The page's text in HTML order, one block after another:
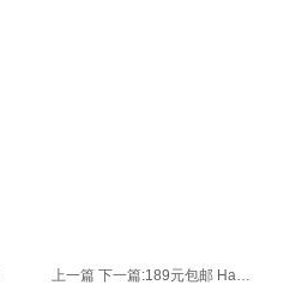
上一篇 下一篇: 189元包邮 Happydino 小龙哈彼 LA503H 婴儿推车